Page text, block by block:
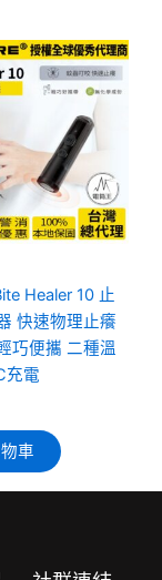
Healer 10 止
快速物理止癢
巧便攜 二種溫
充電
車